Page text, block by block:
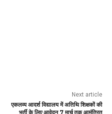
Next article
एकलव्य आदर्श विद्यालय में अतिथि शिक्षकों की
भर्ती के लिए आवेदन 7 मार्च तक आमंत्रित